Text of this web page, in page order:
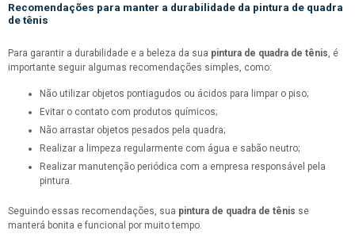
Recomendações para manter a durabilidade da pintura de quadra
de tênis
Para garantir a durabilidade e a beleza da sua pintura de quadra de tênis, é
importante seguir algumas recomendações simples, como:
Não utilizar objetos pontiagudos ou ácidos para limpar o piso;
Evitar o contato com produtos químicos;
Não arrastar objetos pesados pela quadra;
Realizar a limpeza regularmente com água e sabão neutro;
Realizar manutenção periódica com a empresa responsável pela
pintura.
Seguindo essas recomendações, sua pintura de quadra de tênis se
manterá bonita e funcional por muito tempo.